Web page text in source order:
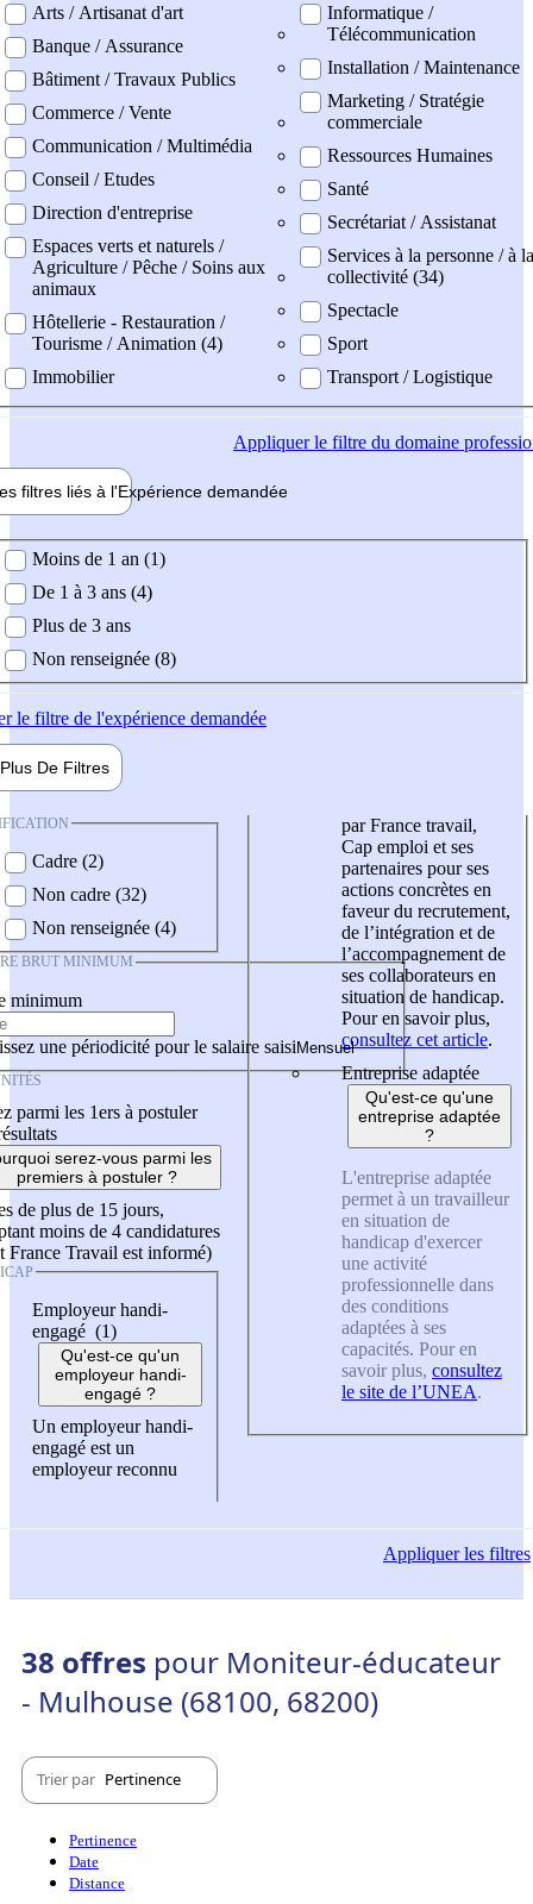
Arts / Artisanat d'art
Banque / Assurance
Bâtiment / Travaux Publics
Commerce / Vente
Communication / Multimédia
Conseil / Etudes
Direction d'entreprise
Espaces verts et naturels /
Agriculture / Pêche / Soins aux
animaux
Hôtellerie - Restauration /
Tourisme / Animation (4)
Immobilier
Informatique /
Télécommunication
Installation / Maintenance
Marketing / Stratégie
commerciale
Ressources Humaines
Santé
Secrétariat / Assistanat
Services à la personne / à la
collectivité (34)
Spectacle
Sport
Transport / Logistique
Appliquerle filtre du domaine
filtres liés à l'Expérience demandée
demandée
Moins de 1 an (1)
De 1 à 3 ans (4)
Plus de 3 ans
Non renseignée (8)
le filtre de l'expérience demandée
Plus De Filtres
Cadre (2)
Non cadre (32)
Non renseignée (4)
BRUT MINIMUM
minimum
une périodicité pour le salaire saisi
parmi les 1ers à postuler
serez-vous parmi les
premiers à postuler ?
de plus de 15 jours,
moins de 4 candidatures
France Travail est informé)
Employeur handi-
engagé (1)
Qu'est-ce qu'un
employeur handi-
engagé ?
Un employeur handi-
engagé est un
employeur reconnu
par France travail,
Cap emploi et ses
partenaires pour ses
actions concrètes en
faveur du recrutement,
de l’intégration et de
l’accompagnement de
ses collaborateurs en
situation de handicap.
Pour en savoir plus,
consultez cet article.
Entreprise adaptée
Qu'est-ce qu'une
entreprise adaptée
?
L'entreprise adaptée
permet à un travailleur
en situation de
handicap d'exercer
une activité
professionnelle dans
des conditions
adaptées à ses
capacités. Pour en
savoir plus, consultez
le site de l’UNEA.
Appliquerles filtres
38 offres pour Moniteur-éducateur
- Mulhouse (68100, 68200)
Trier par Pertinence
Pertinence
Date
Distance